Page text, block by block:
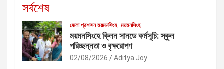
সর্বশেষ
জেলা প্রশাসন ময়মনসিংহ ময়মনসিংহ
ময়মনসিংহে ক্লিন সানডে কর্মসূচি: স্কুল
পরিচ্ছন্নতা ও বৃক্ষরোপণ
02/08/2026 Aditya Joy